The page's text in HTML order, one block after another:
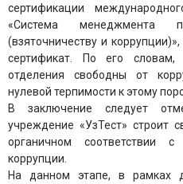
сертификации
«Система менеджмента
(взяточничеству и
сертификат. По его
отделения свободны от
нулевой терпимости к этому
В заключение следует
учреждение «УзТест» строит
органичном соответствии с
коррупции.
На данном этапе, в рамках